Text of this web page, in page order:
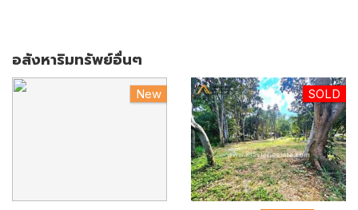
อสังหาริมทรัพย์อื่นๆ
New HOT
SOLD